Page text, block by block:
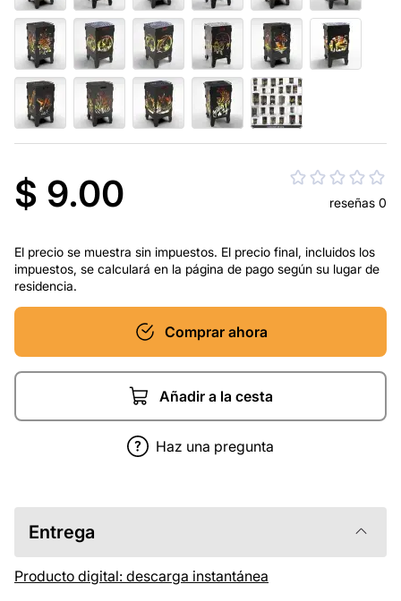
$ 9.00 reseñas 0
El precio se muestra sin impuestos. El precio final, incluidos los
impuestos, se calculará en la página de pago según su lugar de
residencia.
Comprar ahora
Añadir a la cesta
Haz una pregunta
Entrega
Producto digital: descarga instantánea